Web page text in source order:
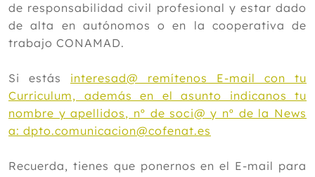
de responsabilidad civil profesional y estar dado
de alta en autónomos o en la cooperativa de
trabajo CONAMAD.
Si estás interesad@ remítenos E-mail con tu
Curriculum, además en el asunto indicanos tu
nombre y apellidos, nº de soci@ y nº de la News
a: dpto.comunicacion@cofenat.es
Recuerda, tienes que ponernos en el E-mail para